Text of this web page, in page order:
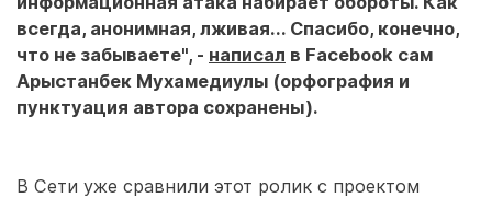
всегда, анонимная, лживая... Спасибо, конечно,
что не забываете", - написал в Facebook сам
Арыстанбек Мухамедиулы (орфография и
пунктуация автора сохранены).
В Сети уже сравнили этот ролик с проектом